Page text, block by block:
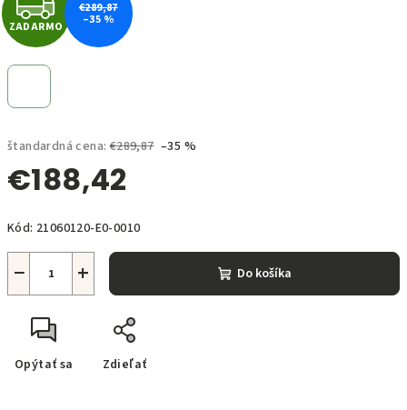
štandardná cena: €289,87 –35 %
€188,42
cena:
Kód: 21060120-E0-0010
+
− Do košíka
Opýtať sa Zdieľať
A
R
M
O
ZADARMO
€289,87
–35 %